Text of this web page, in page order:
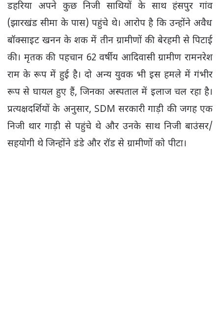
डहरिया अपने कुछ निजी साथियों के साथहंसपुर गांव
(झारखंड सीमा के पास) पहुंचे थे। आरोप है कि उन्होंने अवैध
बॉक्साइट खनन के शक में तीन ग्रामीणों की बेरहमी से पिटाई
की। मृतक की पहचान 62 वर्षीय आदिवासी ग्रामीण रामनरेश
राम के रूप में हुई है। दो अन्य युवक भी इस हमले में गंभीर
रूप से घायल हुए हैं, जिनका अस्पताल में इलाज चल रहा है।
प्रत्यक्षदर्शियों के अनुसार, SDM सरकारी गाड़ी की जगह एक
निजी थार गाड़ी से पहुंचे थे और उनके साथ निजी बाउंसर/
सहयोगी थे जिन्होंने डंडे और रॉड से ग्रामीणों को पीटा।